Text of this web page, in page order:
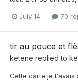
July 14 70
tir au pouce et
ketene replied to
Cette carte je l'avais